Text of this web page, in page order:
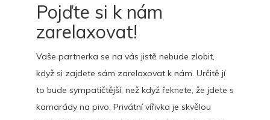
Pojďte si k nám
zarelaxovat!
Vaše partnerka se na vás jistě nebude zlobit,
když si zajdete sám zarelaxovat k nám. Určitě jí
to bude sympatičtější, než když řeknete, že jdete s
kamarády na pivo. Privátní vířivka je skvělou